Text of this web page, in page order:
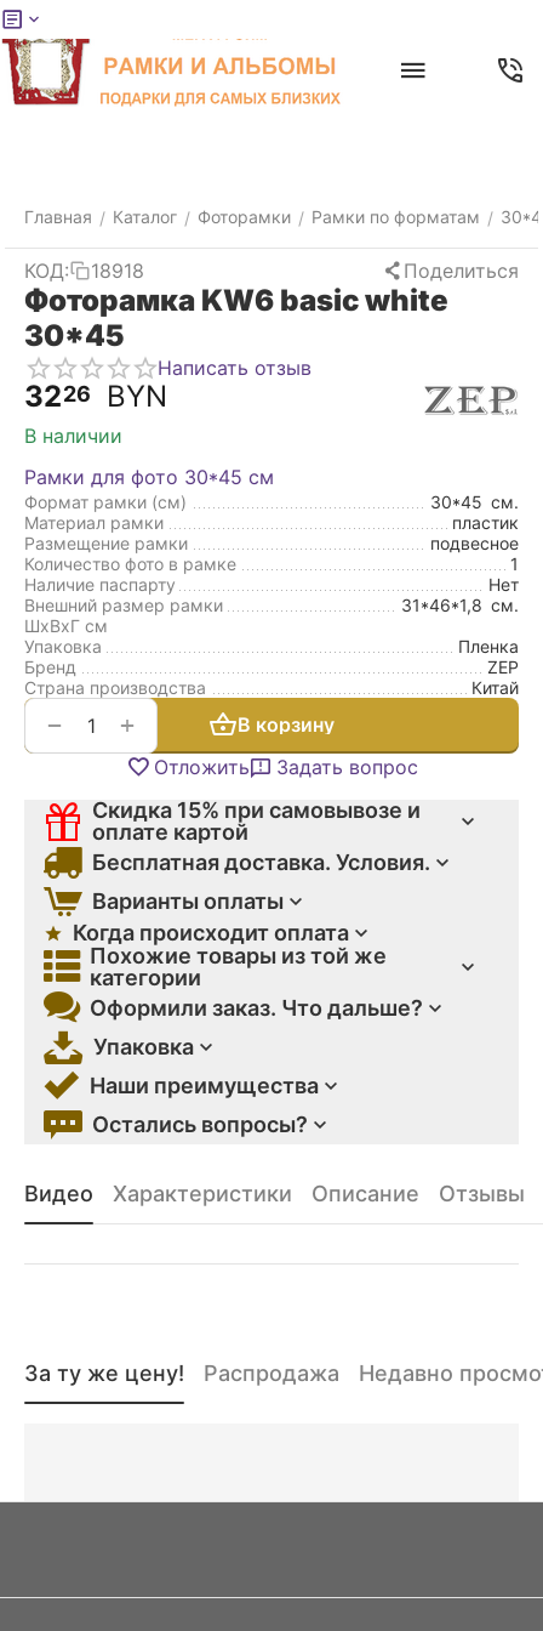
Главная / Каталог / Фоторамки / Рамки по форматам /
КОД: 18918 Поделиться
Фоторамка KW6 basic white
30*45
Написать отзыв
3226 BYN
В наличии
Рамки для фото 30*45 см
Формат рамки (см) 30*45 см.
Материал рамки
пластик
Размещение рамки
подвесное
Количество фото в рамке
1
Наличие паспарту
Нет
Внешний размер рамки
ШxВxГ см
31*46*1,8 см.
Упаковка
Пленка
Бренд
ZEP
Страна производства
Китай
+
−
В корзину
Отложить
Задать вопрос
Скидка 15% при самовывозе и
оплате картой
Бесплатная доставка. Условия.
Варианты оплаты
Когда происходит оплата
Похожие товары из той же
категории
Оформили заказ. Что дальше?
Упаковка
Наши преимущества
Остались вопросы?
Видео Характеристики Описание Отзывы
За ту же цену! Распродажа Недавно
Меню
товары